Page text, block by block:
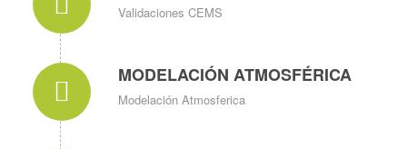
Validaciones CEMS
MODELACIÓN ATMOSFÉRICA
Modelación Atmosferica